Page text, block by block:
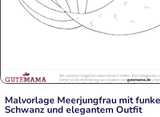
Malvorlage Meerjungfrau mit
Schwanz und elegantem Outfit